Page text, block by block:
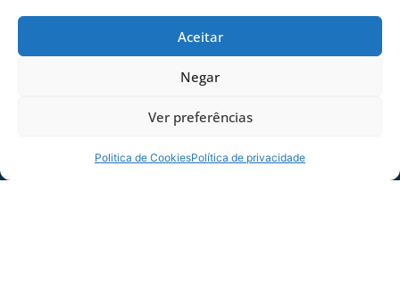
Aceitar
Negar
Ver preferências
Politica de CookiesPolítica de privacidade
SERVIÇO DE JOGO: AVAÍ X CRB-AL, PELA
21ª RODADA DA SÉRIE B
Dias dos Pais vem aí, e na terça-feira (11/08)
Precisamos do
06/08/2026